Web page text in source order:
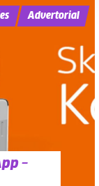
–
Advertorial